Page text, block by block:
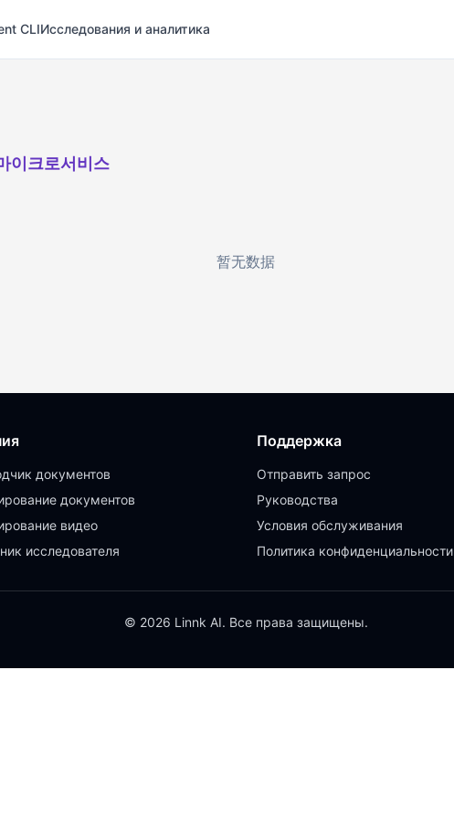
CLIИсследования и аналитика
이크로서비스
暂无数据
документов
документов
видео
исследователя
Поддержка
Отправить запрос
Руководства
Условия обслуживания
Политика конфиденциальности
© 2026 Linnk AI. Все права защищены.